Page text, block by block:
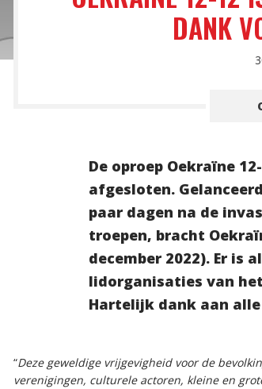
DANK
De oproep Oekraïne
afgesloten.
paar dagen na de
troepen, bracht
december 2022). Er is
lidorganisaties van
Hartelijk dank aan
“Deze geweldige vrijgevigheid voor de
verenigingen, culturele actoren, kleine en